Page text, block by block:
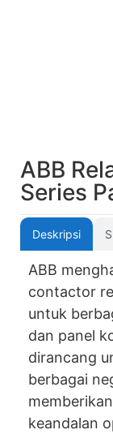
ABB
Series
Deskripsi
ABB
contactor
untuk
dan panel
dirancang
berbagai
keandalan